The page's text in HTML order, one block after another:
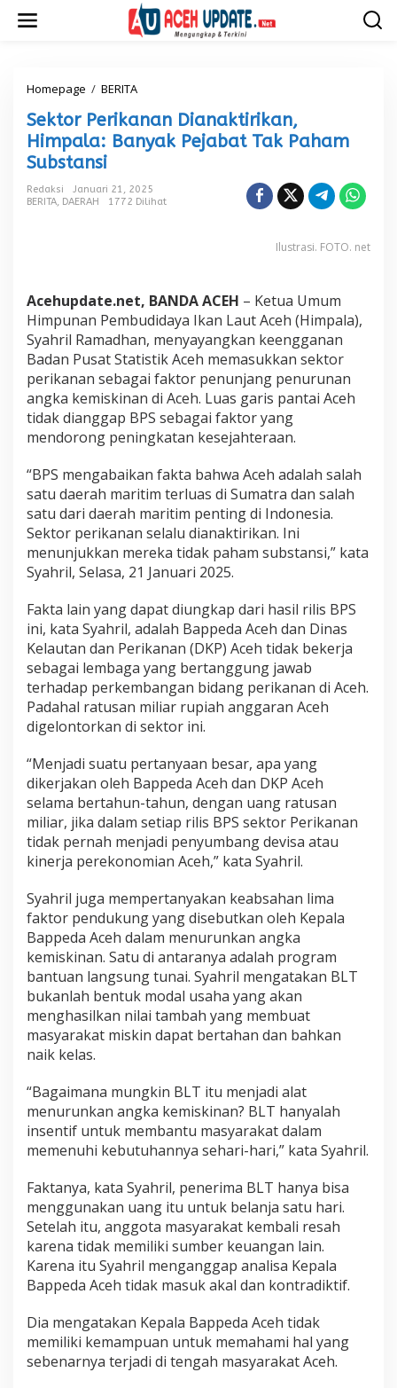
Homepage / BERITA
k
t
o
P
e
a
n
D
i
a
n
a
k
t
i
i
k
a
n
,
H
i
m
a
l
a
:
B
a
n
y
k
P
e
j
a
b
a
t
a
k
P
a
h
a
m
S
u
a
n
s
Sektor Perikanan Dianaktirikan,
Himpala: Banyak Pejabat Tak Paham
Substansi
Redaksi
Januari 21, 2025
BERITA, DAERAH 1772 Dilihat
Ilustrasi. FOTO. net
Acehupdate.net, BANDA ACEH – Ketua Umum
Himpunan Pembudidaya Ikan Laut Aceh (Himpala),
Syahril Ramadhan, menyayangkan keengganan
Badan Pusat Statistik Aceh memasukkan sektor
perikanan sebagai faktor penunjang penurunan
angka kemiskinan di Aceh. Luas garis pantai Aceh
tidak dianggap BPS sebagai faktor yang
mendorong peningkatan kesejahteraan.
“BPS mengabaikan fakta bahwa Aceh adalah salah
satu daerah maritim terluas di Sumatra dan salah
satu dari daerah maritim penting di Indonesia.
Sektor perikanan selalu dianaktirikan. Ini
menunjukkan mereka tidak paham substansi,” kata
Syahril, Selasa, 21 Januari 2025.
Fakta lain yang dapat diungkap dari hasil rilis BPS
ini, kata Syahril, adalah Bappeda Aceh dan Dinas
Kelautan dan Perikanan (DKP) Aceh tidak bekerja
sebagai lembaga yang bertanggung jawab
terhadap perkembangan bidang perikanan di Aceh.
Padahal ratusan miliar rupiah anggaran Aceh
digelontorkan di sektor ini.
“Menjadi suatu pertanyaan besar, apa yang
dikerjakan oleh Bappeda Aceh dan DKP Aceh
selama bertahun-tahun, dengan uang ratusan
miliar, jika dalam setiap rilis BPS sektor Perikanan
tidak pernah menjadi penyumbang devisa atau
kinerja perekonomian Aceh,” kata Syahril.
Syahril juga mempertanyakan keabsahan lima
faktor pendukung yang disebutkan oleh Kepala
Bappeda Aceh dalam menurunkan angka
kemiskinan. Satu di antaranya adalah program
bantuan langsung tunai. Syahril mengatakan BLT
bukanlah bentuk modal usaha yang akan
menghasilkan nilai tambah yang membuat
masyarakat miskin dapat bertahan dan bahkan
naik kelas.
“Bagaimana mungkin BLT itu menjadi alat
menurunkan angka kemiskinan? BLT hanyalah
insentif untuk membantu masyarakat dalam
memenuhi kebutuhannya sehari-hari,” kata Syahril.
Faktanya, kata Syahril, penerima BLT hanya bisa
menggunakan uang itu untuk belanja satu hari.
Setelah itu, anggota masyarakat kembali resah
karena tidak memiliki sumber keuangan lain.
Karena itu Syahril menganggap analisa Kepala
Bappeda Aceh tidak masuk akal dan kontradiktif.
Dia mengatakan Kepala Bappeda Aceh tidak
memiliki kemampuan untuk memahami hal yang
sebenarnya terjadi di tengah masyarakat Aceh.